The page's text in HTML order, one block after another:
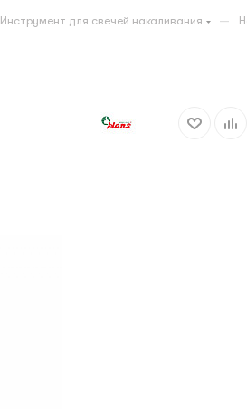
Инструмент для свечей накаливания —